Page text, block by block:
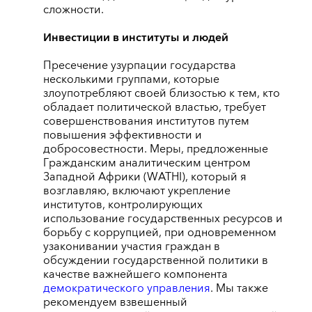
сложности.
Инвестиции в институты и людей
Пресечение узурпации государства
несколькими группами, которые
злоупотребляют своей близостью к тем, кто
обладает политической властью, требует
совершенствования институтов путем
повышения эффективности и
добросовестности. Меры, предложенные
Гражданским аналитическим центром
Западной Африки (WATHI), который я
возглавляю, включают укрепление
институтов, контролирующих
использование государственных ресурсов и
борьбу с коррупцией, при одновременном
узаконивании участия граждан в
обсуждении государственной политики в
качестве важнейшего компонента
демократического управления. Мы также
рекомендуем взвешенный